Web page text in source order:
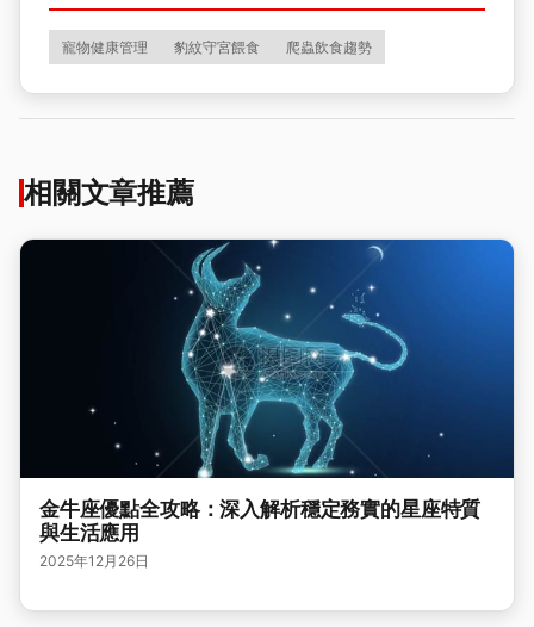
寵物健康管理 豹紋守宮餵食 爬蟲飲食趨勢
相關文章推薦
金牛座優點全攻略：深入解析穩定務實的星座特質
與生活應用
2025年12月26日